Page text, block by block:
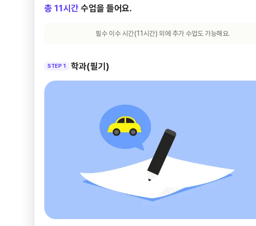
총 11시간 수업을 들어요.
필수 이수 시간(11시간) 외에 추가 수업도 가능해요.
STEP 1 학과(필기)